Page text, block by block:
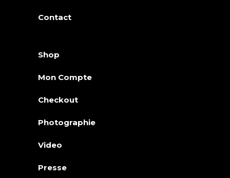
Contact
Shop
Mon Compte
Checkout
Photographie
Video
Presse